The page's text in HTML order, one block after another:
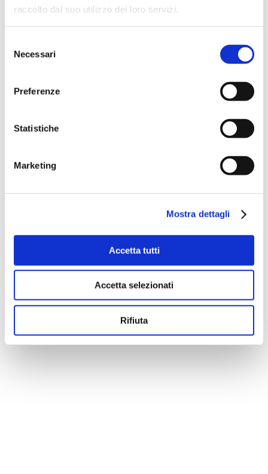
raccolto dal suo utilizzo dei loro servizi.
delNecessari
Preferenze
Statistiche
Marketing
Mostra dettagli
Accetta tutti
Accetta selezionati
Rifiuta